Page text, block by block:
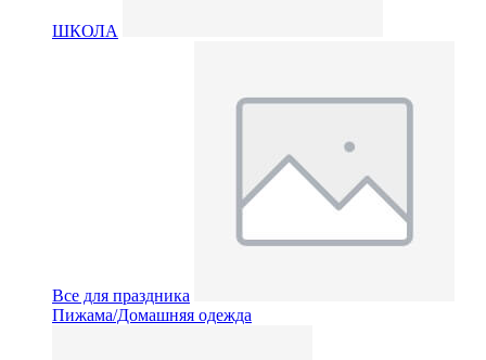
ШКОЛА
Все для праздника
Пижама/Домашняя одежда